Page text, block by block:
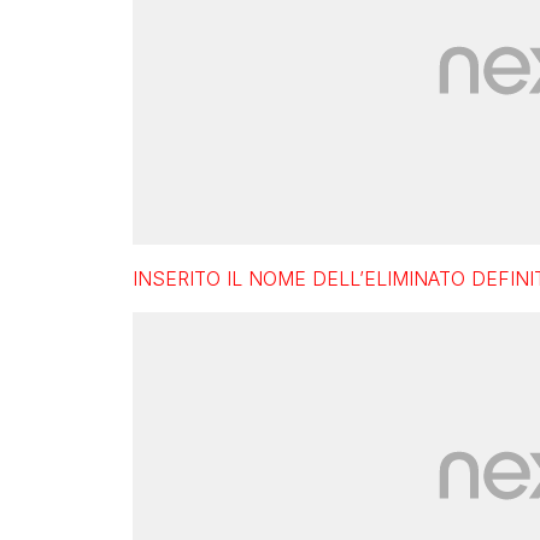
INSERITO IL NOME DELL’ELIMINATO